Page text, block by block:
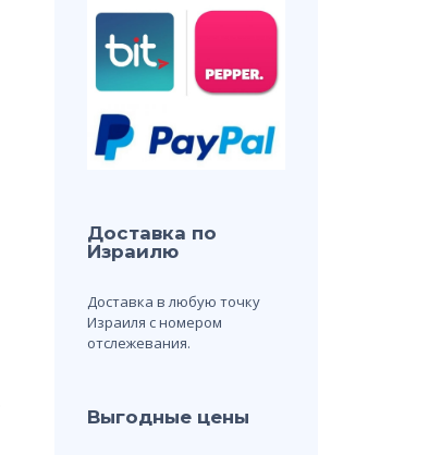
Доставка по
Израилю
Доставка в любую точку
Израиля с номером
отслежевания.
Выгодные цены